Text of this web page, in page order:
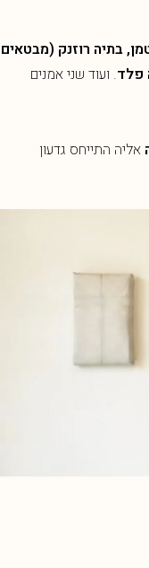
בתיה רוזנק (מבטאים
פלד. ועוד שני אמנים
אליה התייחס גדעון